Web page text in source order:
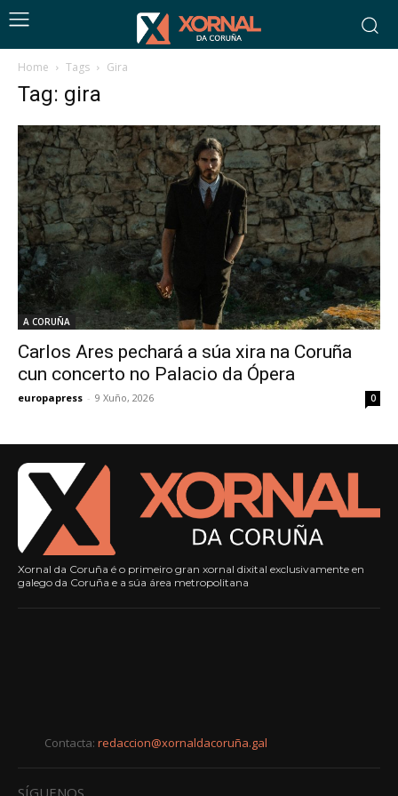
Home Tags Gira
Tag: gira
A CORUÑA
Carlos Ares pechará a súa xira na Coruña
cun concerto no Palacio da Ópera
europapress - 9 Xuño, 2026 0
Xornal da Coruña é o primeiro gran xornal dixital exclusivamente en
galego da Coruña e a súa área metropolitana
Contacta: redaccion@xornaldacoruña.gal
SÍGUENOS